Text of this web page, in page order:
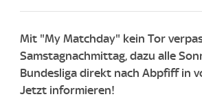
Mit "My Matchday" kein Tor
Samstagnachmittag, dazu alle
Bundesliga direkt nach Abpfiff in
Jetzt informieren!